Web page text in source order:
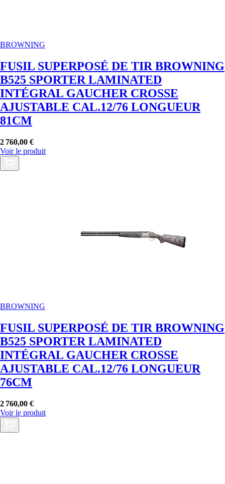
BROWNING
FUSIL SUPERPOSÉ DE TIR BROWNING
B525 SPORTER LAMINATED
INTÉGRAL GAUCHER CROSSE
AJUSTABLE CAL.12/76 LONGUEUR
81CM
2 760,00 €
Voir le produit
BROWNING
FUSIL SUPERPOSÉ DE TIR BROWNING
B525 SPORTER LAMINATED
INTÉGRAL GAUCHER CROSSE
AJUSTABLE CAL.12/76 LONGUEUR
76CM
2 760,00 €
Voir le produit